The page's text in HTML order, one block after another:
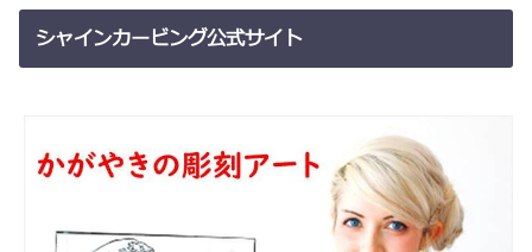
シャインカービング公式サイト